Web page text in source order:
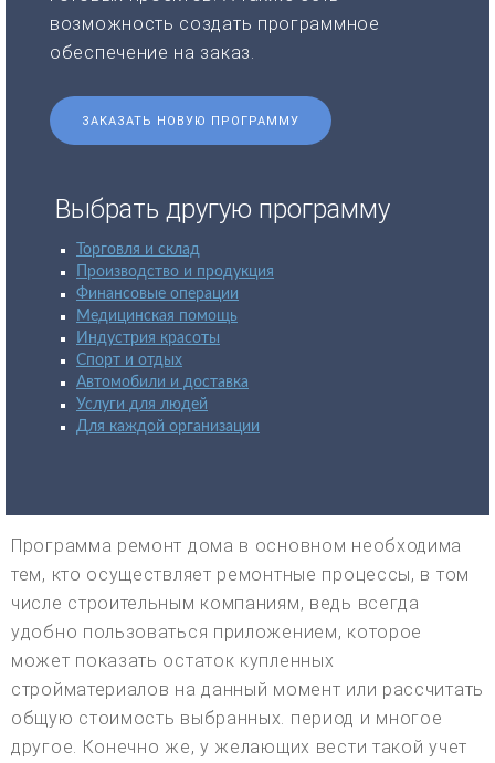
возможность создать программное
обеспечение на заказ.
ЗАКАЗАТЬ НОВУЮ ПРОГРАММУ
Выбрать другую программу
Торговля и склад
Производство и продукция
Финансовые операции
Медицинская помощь
Индустрия красоты
Спорт и отдых
Автомобили и доставка
Услуги для людей
Для каждой организации
Программа ремонт дома в основном необходима
тем, кто осуществляет ремонтные процессы, в том
числе строительным компаниям, ведь всегда
удобно пользоваться приложением, которое
может показать остаток купленных
стройматериалов на данный момент или рассчитать
общую стоимость выбранных. период и многое
другое. Конечно же, у желающих вести такой учет